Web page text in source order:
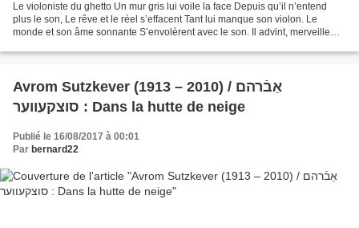
Le violoniste du ghetto Un mur gris lui voile la face Depuis qu’il n’entend
plus le son, Le rêve et le réel s’effacent Tant lui manque son violon. Le
monde et son âme sonnante S’envolèrent avec le son. Il advint, merveille
Avrom Sutzkever (1913 – 2010) / אַבֿרהם
סוצקעווער : Dans la hutte de neige
Publié le 16/08/2017 à 00:01
Par bernard22